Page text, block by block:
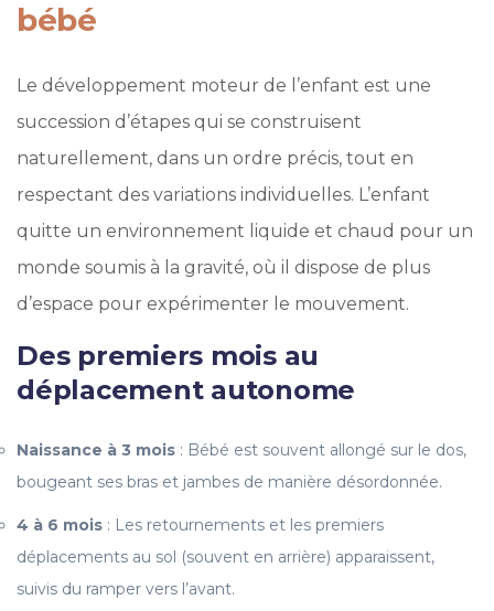
bébé
Le développement moteur de l’enfant est une
succession d’étapes qui se construisent
naturellement, dans un ordre précis, tout en
respectant des variations individuelles. L’enfant
quitte un environnement liquide et chaud pour un
monde soumis à la gravité, où il dispose de plus
d’espace pour expérimenter le mouvement.
Des premiers mois au
déplacement autonome
Naissance à 3 mois : Bébé est souvent allongé sur le dos,
bougeant ses bras et jambes de manière désordonnée.
4 à 6 mois : Les retournements et les premiers
déplacements au sol (souvent en arrière) apparaissent,
suivis du ramper vers l’avant.